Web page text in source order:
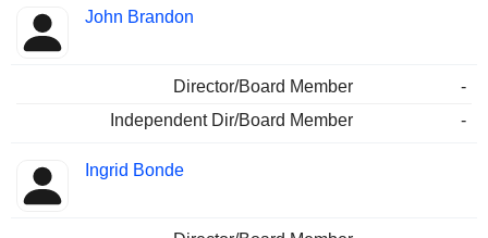
John Brandon
Director/Board Member
-
Independent Dir/Board Member
-
Ingrid Bonde